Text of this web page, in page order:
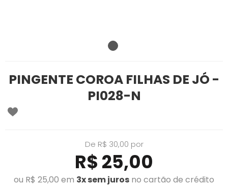
PINGENTE COROA FILHAS DE JÓ -
PI028-N
De R$ 30,00 por
R$ 25,00
ou R$ 25,00 em 3x sem juros no cartão de crédito